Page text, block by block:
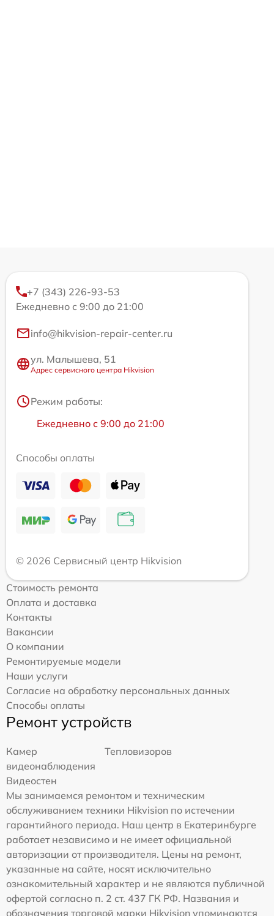
+7 (343) 226-93-53
Ежедневно с 9:00 до 21:00
info@hikvision-repair-center.ru
ул. Малышева, 51
Адрес сервисного центра Hikvision
Режим работы:
Ежедневно с 9:00 до 21:00
Способы оплаты
© 2026 Сервисный центр Hikvision
Стоимость ремонта
Оплата и доставка
Контакты
Вакансии
О компании
Ремонтируемые модели
Наши услуги
Согласие на обработку персональных данных
Способы оплаты
Ремонт устройств
Камер
видеонаблюдения
Тепловизоров
Видеостен
Мы занимаемся ремонтом и техническим
обслуживанием техники Hikvision по истечении
гарантийного периода. Наш центр в Екатеринбурге
работает независимо и не имеет официальной
авторизации от производителя. Цены на ремонт,
указанные на сайте, носят исключительно
ознакомительный характер и не являются публичной
офертой согласно п. 2 ст. 437 ГК РФ. Названия и
обозначения торговой марки Hikvision упоминаются